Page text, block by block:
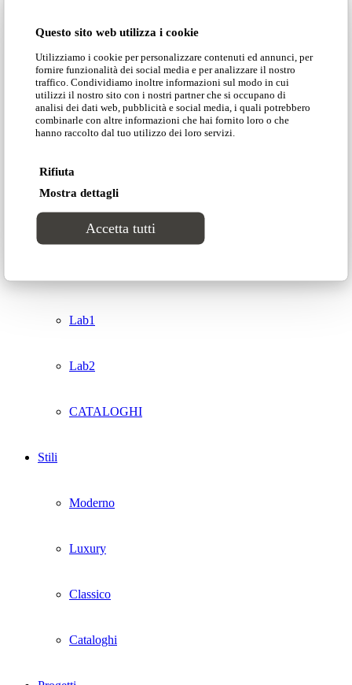
Questo sito web utilizza i cookie
Utilizziamo i cookie per personalizzare contenuti ed annunci, per
fornire funzionalità dei social media e per analizzare il nostro
traffico. Condividiamo inoltre informazioni sul modo in cui
utilizzi il nostro sito con i nostri partner che si occupano di
analisi dei dati web, pubblicità e social media, i quali potrebbero
combinarle con altre informazioni che hai fornito loro o che
hanno raccolto dal tuo utilizzo dei loro servizi.
Rifiuta
Mostra dettagli
Accetta tutti
Groove
Tracks
Sweet dreams
Lab1
Lab2
CATALOGHI
Stili
Moderno
Luxury
Classico
Cataloghi
Domingo Salotti S.r.l. Str. della Romagna, 285 –
61121 Pesaro (PU) Italia
© Domingo | P. IVA 00165000415
Privacy Policy